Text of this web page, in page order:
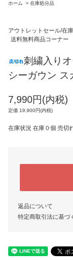
ホーム
> 在庫処分品
アウトレットセール/在
送料無料商品コーナー
刺繍入り
シーガウン ス
7,990円(内税)
定価 19,900円(内税)
在庫状況 在庫０個 売切
返品について
特定商取引法に基づ